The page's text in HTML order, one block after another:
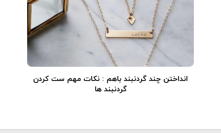
انداختن چند گردنبند باهم : نکات مهم ست کردن
گردنبند ها